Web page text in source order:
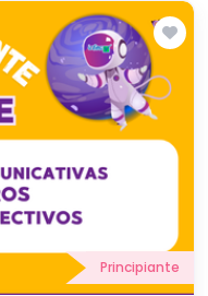
Principiante